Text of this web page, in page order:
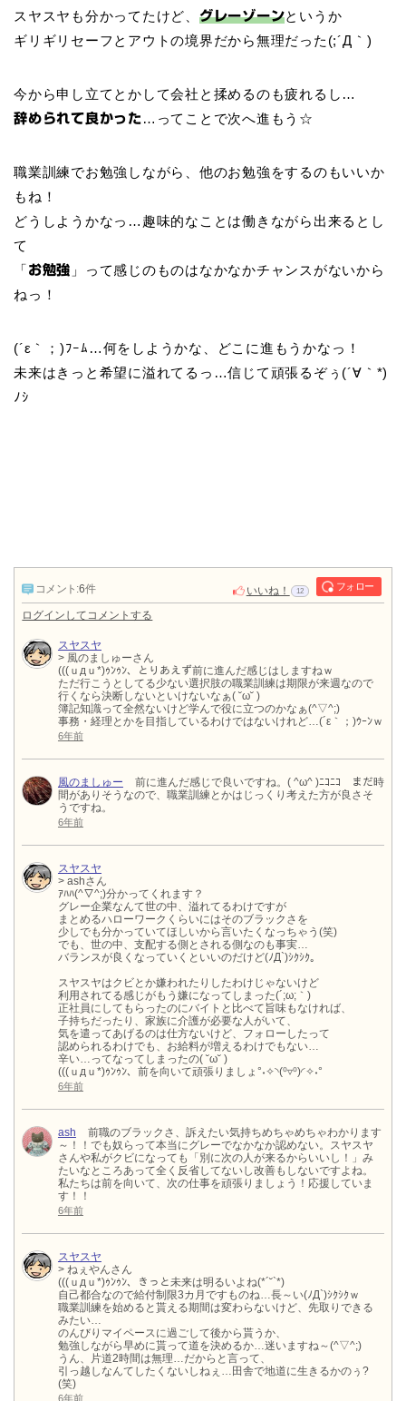
スヤスヤも分かってたけど、 グレーゾーンというか
ギリギリセーフとアウトの境界だから無理だった(;´Д｀)
今から申し立てとかして会社と揉めるのも疲れるし…
辞められて良かった …ってことで次へ進もう☆
職業訓練でお勉強しながら、他のお勉強をするのもいいか
もね！
どうしようかなっ…趣味的なことは働きながら出来るとし
て
「 お勉強 」って感じのものはなかなかチャンスがないから
ねっ！
(´ε｀；)ﾌｰﾑ…何をしようかな、どこに進もうかなっ！
未来はきっと希望に溢れてるっ…信じて頑張るぞぅ(´∀｀*)
ﾉｼ